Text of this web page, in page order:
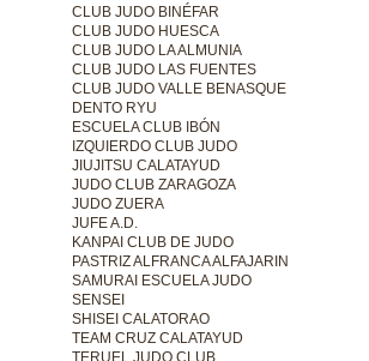
CLUB JUDO BINÉFAR
CLUB JUDO HUESCA
CLUB JUDO LA ALMUNIA
CLUB JUDO LAS FUENTES
CLUB JUDO VALLE BENASQUE
DENTO RYU
ESCUELA CLUB IBÓN
IZQUIERDO CLUB JUDO
JIUJITSU CALATAYUD
JUDO CLUB ZARAGOZA
JUDO ZUERA
JUFE A.D.
KANPAI CLUB DE JUDO
PASTRIZ ALFRANCA ALFAJARIN
SAMURAI ESCUELA JUDO
SENSEI
SHISEI CALATORAO
TEAM CRUZ CALATAYUD
TERUEL JUDO CLUB